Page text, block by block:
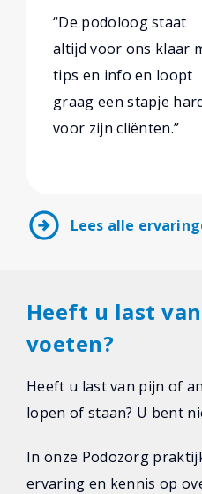
“De podoloog staat
altijd voor ons klaar
tips en info en loopt
graag een stapje
voor zijn cliënten.”
arrow_circle_right Lees alle
Heeft u last
voeten?
Heeft u last van pijn of
lopen of staan? U bent
In onze Podozorg
ervaring en kennis op